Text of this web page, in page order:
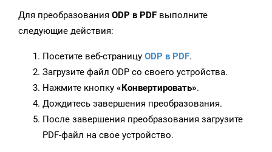
Для преобразования ODP в PDF выполните
следующие действия:
Посетите веб-страницу ODP в PDF.
Загрузите файл ODP со своего устройства.
Нажмите кнопку «Конвертировать».
Дождитесь завершения преобразования.
После завершения преобразования загрузите
PDF-файл на свое устройство.